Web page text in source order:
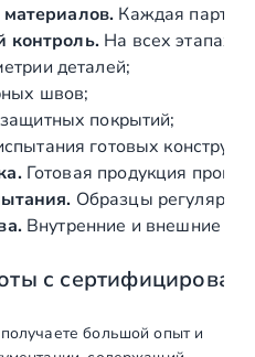
Каждая партия
контроль.На всех этапах
деталей;
швов;
покрытий;
готовых
Готовая продукция
Образцы регулярно
Внутренние и внешние
с
большой опыт и